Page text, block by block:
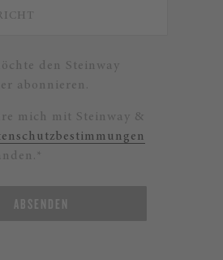
den Steinway
abonnieren.
mich mit Steinway &
ABSENDEN